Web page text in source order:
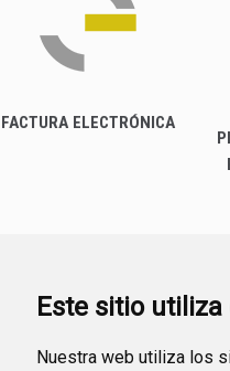
Este sitio
Nuestra web utiliza los
FACTURA ELECTRÓNICA